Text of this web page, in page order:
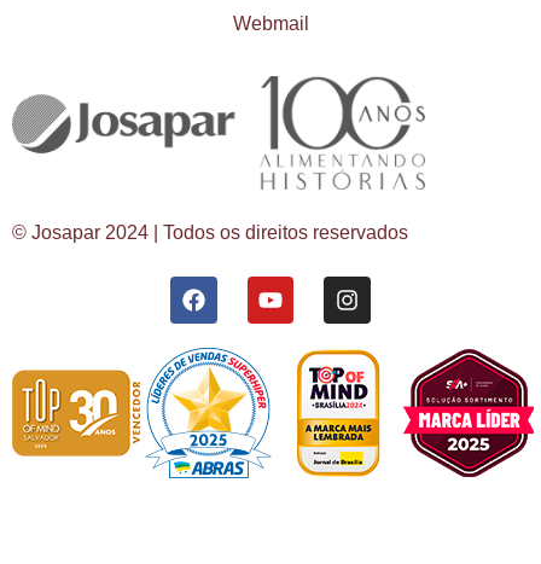
Webmail
© Josapar 2024 | Todos os direitos reservados